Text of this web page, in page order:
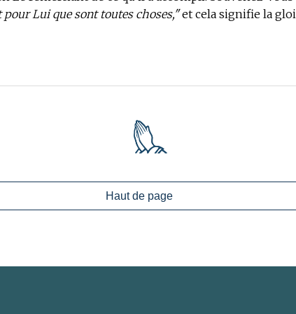
Lui que sont toutes choses," et cela signifie la
Haut de page